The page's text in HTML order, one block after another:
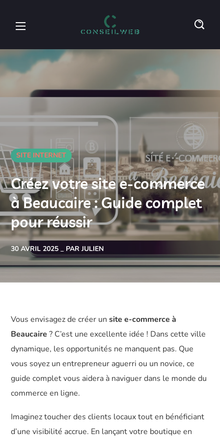
SITE INTERNET
Créez votre site e-commerce
à Beaucaire : Guide complet
pour réussir
30 AVRIL 2025 PAR JULIEN
Vous envisagez de créer unsite e-commerce à
Beaucaire ? C’est une excellente idée ! Dans cette ville
dynamique, les opportunités ne manquent pas. Que
vous soyez un entrepreneur aguerri ou un novice, ce
guide complet vous aidera à naviguer dans le monde du
commerce en ligne.
Imaginez toucher des clients locaux tout en bénéficiant
d’une visibilité accrue. En lançant votre boutique en